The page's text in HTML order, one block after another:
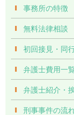
事務所の特徴
無料法律相談
初回接見・同
弁護士費用一
弁護士紹介・
刑事事件の流